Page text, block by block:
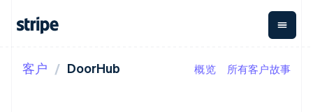
支付
资金管
平台
按企业阶段
文档学习
客户 DoorHub 概览 所有客户故事